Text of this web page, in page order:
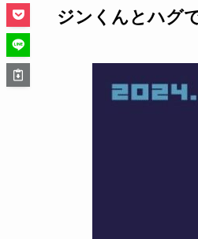
ジンくんとハグ